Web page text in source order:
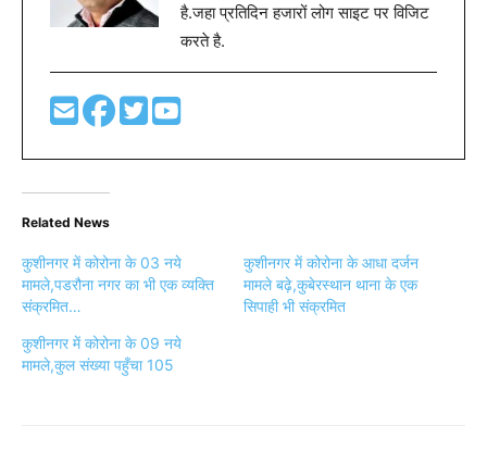
है.जहा प्रतिदिन हजारों लोग साइट पर विजिट
करते है.
Related News
कुशीनगर में कोरोना के 03 नये
मामले,पडरौना नगर का भी एक व्यक्ति
संक्रमित…
कुशीनगर में कोरोना के आधा दर्जन
मामले बढ़े,कुबेरस्थान थाना के एक
सिपाही भी संक्रमित
कुशीनगर में कोरोना के 09 नये
मामले,कुल संख्या पहुँचा 105